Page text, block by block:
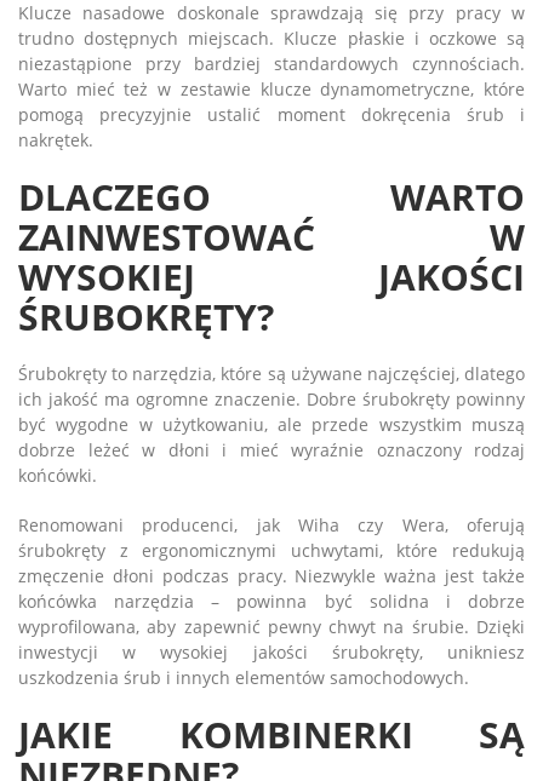
Klucze nasadowe doskonale sprawdzają się przy pracy w
trudno dostępnych miejscach. Klucze płaskie i oczkowe są
niezastąpione przy bardziej standardowych czynnościach.
Warto mieć też w zestawie klucze dynamometryczne, które
pomogą precyzyjnie ustalić moment dokręcenia śrub i
nakrętek.
DLACZEGO WARTO
ZAINWESTOWAĆ W
WYSOKIEJ JAKOŚCI
ŚRUBOKRĘTY?
Śrubokręty to narzędzia, które są używane najczęściej, dlatego
ich jakość ma ogromne znaczenie. Dobre śrubokręty powinny
być wygodne w użytkowaniu, ale przede wszystkim muszą
dobrze leżeć w dłoni i mieć wyraźnie oznaczony rodzaj
końcówki.
Renomowani producenci, jak Wiha czy Wera, oferują
śrubokręty z ergonomicznymi uchwytami, które redukują
zmęczenie dłoni podczas pracy. Niezwykle ważna jest także
końcówka narzędzia – powinna być solidna i dobrze
wyprofilowana, aby zapewnić pewny chwyt na śrubie. Dzięki
inwestycji w wysokiej jakości śrubokręty, unikniesz
uszkodzenia śrub i innych elementów samochodowych.
JAKIE KOMBINERKI SĄ